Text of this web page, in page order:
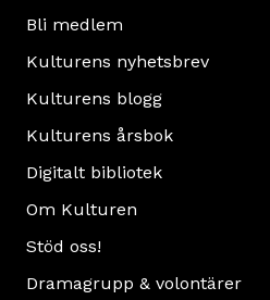
Bli medlem
Kulturens nyhetsbrev
Kulturens blogg
Kulturens årsbok
Digitalt bibliotek
Om Kulturen
Stöd oss!
Dramagrupp & volontärer